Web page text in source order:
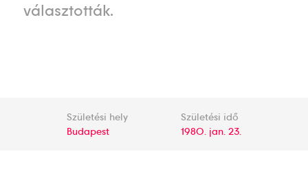
választották.
Születési hely
Budapest
Születési idő
1980. jan. 23.